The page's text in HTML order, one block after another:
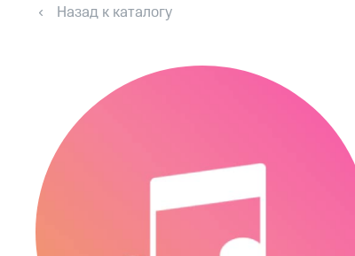
Назад к каталогу